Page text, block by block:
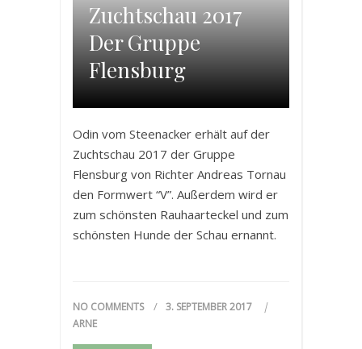
Zuchtschau 2017
Der Gruppe
Flensburg
Odin vom Steenacker erhält auf der
Zuchtschau 2017 der Gruppe
Flensburg von Richter Andreas Tornau
den Formwert “V”. Außerdem wird er
zum schönsten Rauhaarteckel und zum
schönsten Hunde der Schau ernannt.
NO COMMENTS
3. SEPTEMBER 2017
ARNE